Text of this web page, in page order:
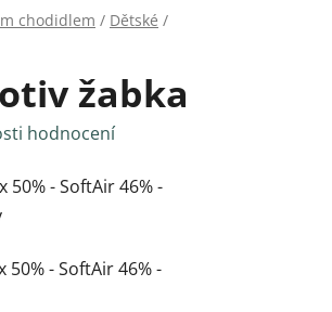
chodidlem / Dětské /
žabka
je 0,0 z 5 hvězdiček.
hodnocení
50% - SoftAir 46% -
50% - SoftAir 46% -